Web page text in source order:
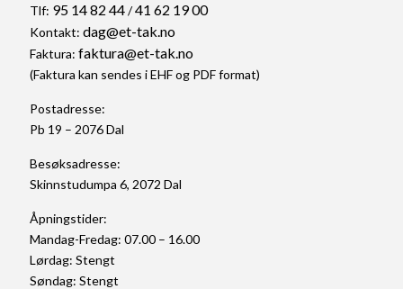
Tlf: 95 14 82 44/41 62 19 00
Kontakt: dag@et-tak.no
Faktura: faktura@et-tak.no
(Faktura kan sendes i EHF og PDF format)
Postadresse:
Pb 19 – 2076 Dal
Besøksadresse:
Skinnstudumpa 6, 2072 Dal
Åpningstider:
Mandag-Fredag: 07.00 – 16.00
Lørdag: Stengt
Søndag: Stengt